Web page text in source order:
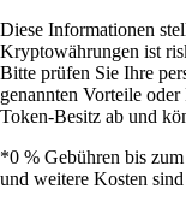
Diese Informationen
Kryptowährungen ist
Bitte prüfen Sie Ihre
genannten Vorteile
Token-Besitz ab und
*0 % Gebühren bis
und weitere Kosten